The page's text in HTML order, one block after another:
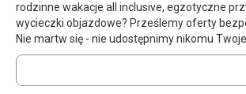
rodzinne wakacje all inclusive, egzotyczne
wycieczki objazdowe? Prześlemy oferty
Nie martw się - nie udostępnimy nikomu
Wprowadź
swój